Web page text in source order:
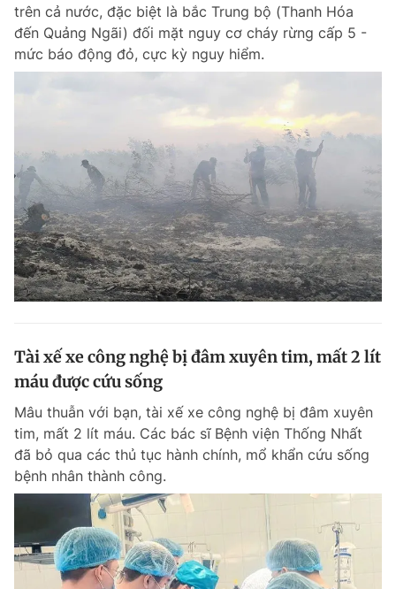
Đọc Thanh Niên trên điện thoại
Theo dõi báo trên
Hotline
0906 645 777
Liên hệ quảng cáo
0908 780 404
Đặt báo Quảng cáo RSS Tòa soạn Chính sách bảo
Phó tổng biên tập: Lâm Hiếu Dũng
Phó tổng biên tập: Trần Việt Hưng
Tổng thư ký tòa soạn: Đức Trung
Giấy phép xuất bản số 110/GP - BTTTT cấp ngày 24.3.2020
© 2003-2026 Bản quyền thuộc về Báo Thanh Niên. Cấm sao chép
dưới mọi hình thức nếu không có sự chấp thuận bằng văn bản.
Phát triển bởi ePi Technologies, JSC.
trên cả nước, đặc biệt là bắc Trung bộ (Thanh Hóa
đến Quảng Ngãi) đối mặt nguy cơ cháy rừng cấp 5 -
mức báo động đỏ, cực kỳ nguy hiểm.
Tài xế xe công nghệ bị đâm xuyên tim, mất 2 lít
máu được cứu sống
Mâu thuẫn với bạn, tài xế xe công nghệ bị đâm xuyên
tim, mất 2 lít máu. Các bác sĩ Bệnh viện Thống Nhất
đã bỏ qua các thủ tục hành chính, mổ khẩn cứu sống
bệnh nhân thành công.